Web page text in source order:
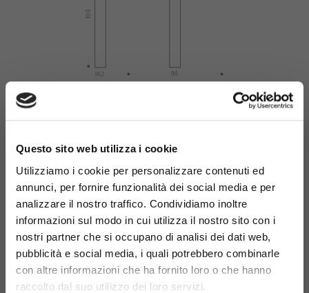
Questo sito web utilizza i cookie
Utilizziamo i cookie per personalizzare contenuti ed
annunci, per fornire funzionalità dei social media e per
analizzare il nostro traffico. Condividiamo inoltre
informazioni sul modo in cui utilizza il nostro sito con i
nostri partner che si occupano di analisi dei dati web,
pubblicità e social media, i quali potrebbero combinarle
con altre informazioni che ha fornito loro o che hanno
raccolto dal suo utilizzo dei loro servizi.
Materiali
Acciaio
zincato